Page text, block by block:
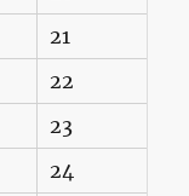
21
22
23
24